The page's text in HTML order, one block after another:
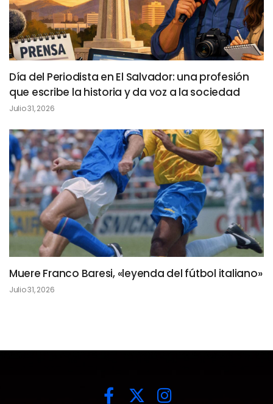
Día del Periodista en El Salvador: una profesión
que escribe la historia y da voz a la sociedad
Julio 31, 2026
Muere Franco Baresi, «leyenda del fútbol italiano»
Julio 31, 2026